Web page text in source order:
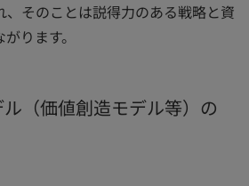
そのことは説得力のある戦略と資
ります。
（価値創造モデル等）の